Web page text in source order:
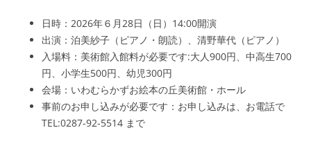
日時：2026年６月28日（日）14:00開演
出演：泊美紗子（ピアノ・朗読）、清野華代（ピアノ）
入場料：美術館入館料が必要です:大人900円、中高生700
円、小学生500円、幼児300円
会場：いわむらかずお絵本の丘美術館・ホール
事前のお申し込みが必要です：お申し込みは、お電話で
TEL:0287-92-5514 まで